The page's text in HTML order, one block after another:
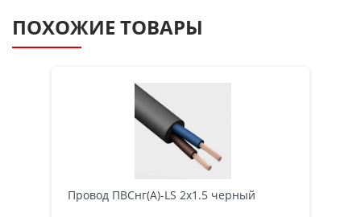
ПОХОЖИЕ ТОВАРЫ
Провод ПВСнг(А)-LS 2х1.5 черный